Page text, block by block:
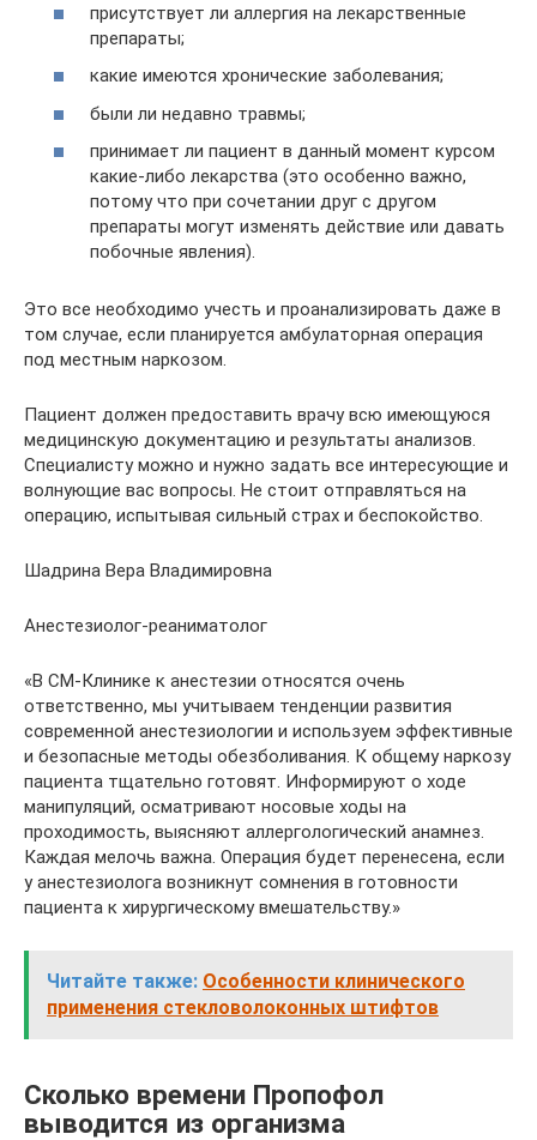
присутствует ли аллергия на лекарственные
препараты;
какие имеются хронические заболевания;
были ли недавно травмы;
принимает ли пациент в данный момент курсом
какие-либо лекарства (это особенно важно,
потому что при сочетании друг с другом
препараты могут изменять действие или давать
побочные явления).
Это все необходимо учесть и проанализировать даже в
том случае, если планируется амбулаторная операция
под местным наркозом.
Пациент должен предоставить врачу всю имеющуюся
медицинскую документацию и результаты анализов.
Специалисту можно и нужно задать все интересующие и
волнующие вас вопросы. Не стоит отправляться на
операцию, испытывая сильный страх и беспокойство.
Шадрина Вера Владимировна
Анестезиолог-реаниматолог
«В СМ-Клинике к анестезии относятся очень
ответственно, мы учитываем тенденции развития
современной анестезиологии и используем эффективные
и безопасные методы обезболивания. К общему наркозу
пациента тщательно готовят. Информируют о ходе
манипуляций, осматривают носовые ходы на
проходимость, выясняют аллергологический анамнез.
Каждая мелочь важна. Операция будет перенесена, если
у анестезиолога возникнут сомнения в готовности
пациента к хирургическому вмешательству.»
Читайте также: Особенности клинического
применения стекловолоконных штифтов
Сколько времени Пропофол
выводится из организма